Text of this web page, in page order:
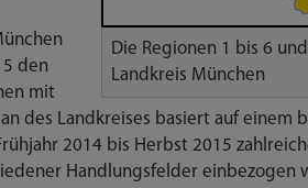
Die Regionen 1 bis 6
Landkreis München
den
mit
des Landkreises basiert auf einem
2014 bis Herbst 2015
Handlungsfelder einbezogen